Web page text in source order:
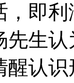
，即
先生
醒认